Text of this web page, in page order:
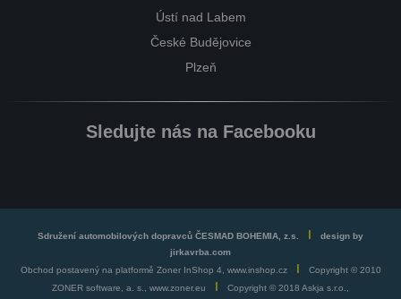
Ústí nad Labem
České Budějovice
Plzeň
Sledujte nás na Facebooku
Sdružení automobilových dopravců ČESMAD BOHEMIA, z.s. I
design by
jirkavrba.com
Obchod postavený na platformě Zoner InShop 4, www.inshop.cz
I
Copyright © 2010
ZONER software, a. s., www.zoner.eu
I Copyright © 2018 Askja s.r.o.,